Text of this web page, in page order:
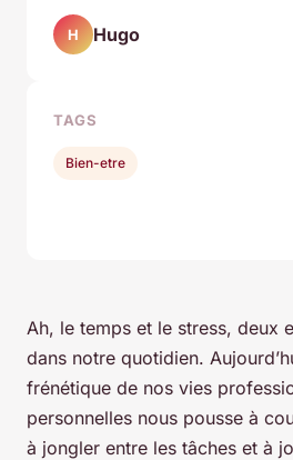
Ah, le temps et le stress, deux
dans notre quotidien.
frénétique de nos vies
personnelles nous pousse à
à jongler entre les tâches et à
H Hugo
TAGS
Bien-etre